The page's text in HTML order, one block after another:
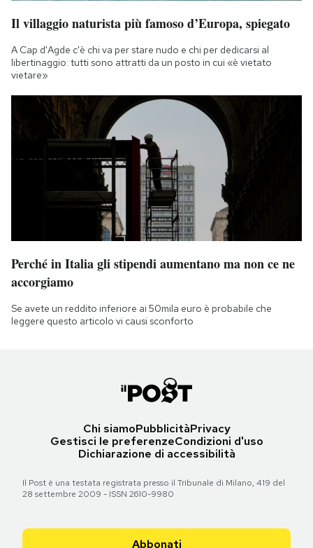
Il villaggio naturista più famoso d’Europa, spiegato
A Cap d'Agde c'è chi va per stare nudo e chi per dedicarsi al
libertinaggio: tutti sono attratti da un posto in cui «è vietato
vietare»
Perché in Italia gli stipendi aumentano ma non ce ne
accorgiamo
Se avete un reddito inferiore ai 50mila euro è probabile che
leggere questo articolo vi causi sconforto
Chi siamoPubblicitàPrivacy
Gestisci le preferenzeCondizioni d'uso
Dichiarazione di accessibilità
Il Post è una testata registrata presso il Tribunale di Milano, 419 del
28 settembre 2009 - ISSN 2610-9980
Abbonati